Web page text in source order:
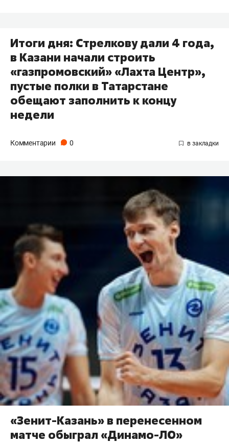
Итоги дня: Стрелкову дали 4 года,
в Казани начали строить
«газпромовский» «Лахта Центр»,
пустые полки в Татарстане
обещают заполнить к концу
недели
Комментарии 0
«Зенит-Казань» в перенесенном
матче обыграл «Динамо-ЛО»